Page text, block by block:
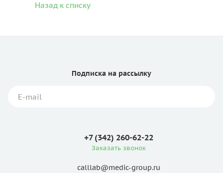
Назад к списку
Подписка на рассылку
+7 (342) 260-62-22
Заказать звонок
calllab@medic-group.ru